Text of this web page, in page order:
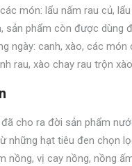
món: lẩu nấm rau củ,
sản phẩm còn được dùng
ngày: canh, xào, các món
rau, xào chay rau trộn
cho ra đời sản phẩm
những hạt tiêu đen chọn
nồng, vị cay nồng, nồng